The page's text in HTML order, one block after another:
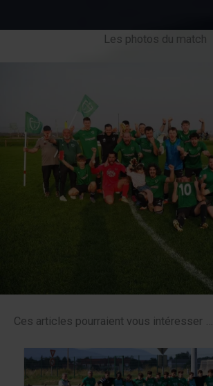
Les photos du match
Ces articles pourraient vous intéresser …